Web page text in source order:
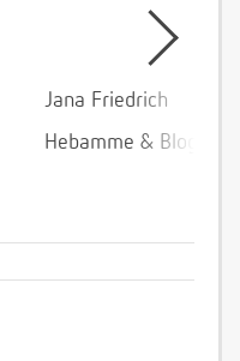
Jana Friedrich
Hebamme &